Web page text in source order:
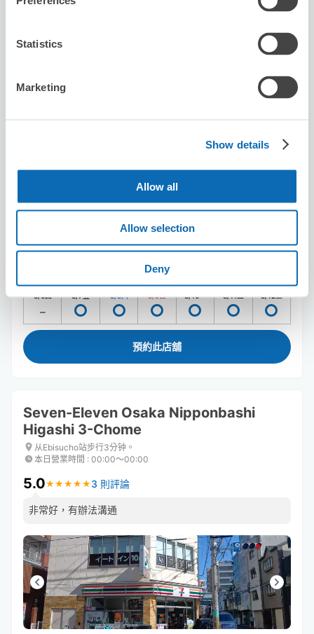
Statistics
Marketing
Show details
Allow all
Allow selection
Deny
从站步行分钟。
本日營業時間
お忙しい中、丁寧な対応ありがとうございました。ご縁が
可保管的行李數
8/6四 8/7五 8/8六 8/9日 8/10一 8/11二 8/12三
預約此店舖
Seven-Eleven Osaka Nipponbashi
Higashi 3-Chome
从Ebisucho站步行3分钟。
本日營業時間 : 00:00〜00:00
5.0★ ★ ★ ★ ★
★ ★ ★ ★ ★ 3 則評論
非常好，有辦法溝通